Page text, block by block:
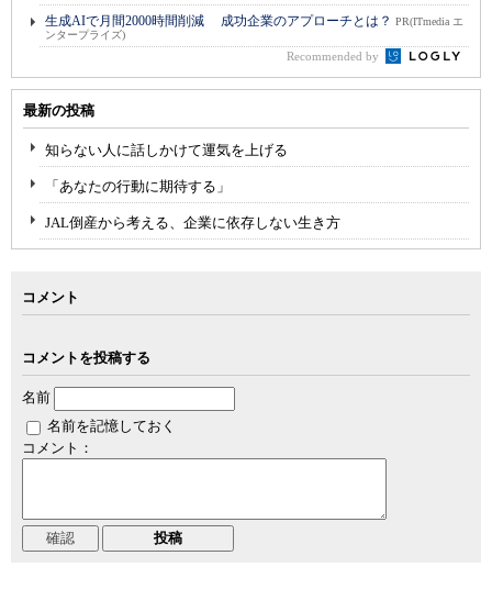
生成AIで月間2000時間削減 成功企業のアプローチとは？ PR(ITmedia エ
ンタープライズ)
Recommended by
最新の投稿
知らない人に話しかけて運気を上げる
「あなたの行動に期待する」
JAL倒産から考える、企業に依存しない生き方
コメント
コメントを投稿する
名前
名前を記憶しておく
コメント：